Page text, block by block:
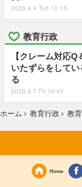
2026.8.4 Tue 12:15
教育行政
【クレーム対応
いたずらをして
る
2026.8.7 Fri 19:45
ホーム › 教育行政 › 教
Home